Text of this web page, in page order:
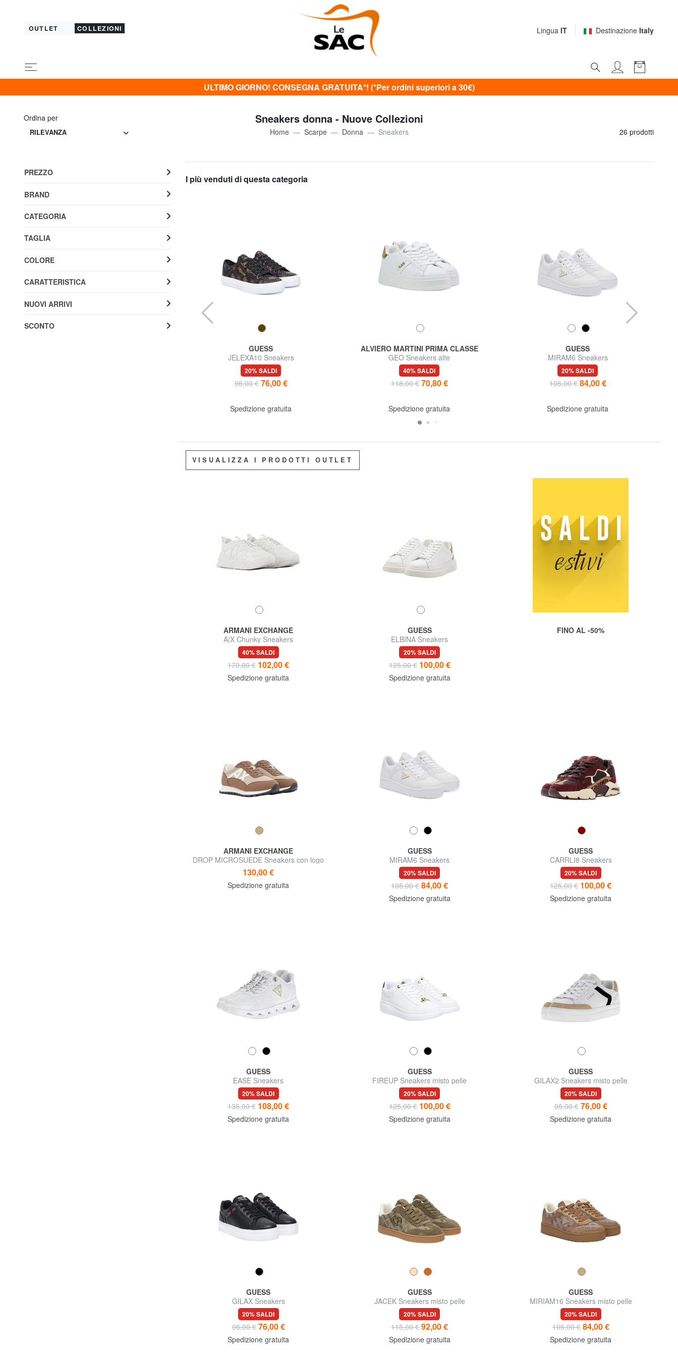
OUTLET COLLEZIONI Lingua IT Destinazione Italy
ULTIMO GIORNO! CONSEGNA GRATUITA*! (*Per ordini superiori a 30€)
Ordina per
RILEVANZA
Sneakers donna - Nuove Collezioni
Home Scarpe Donna Sneakers 26 prodotti
I più venduti di questa categoria
GUESS
JELEXA10 Sneakers
20% SALDI
95,00 € 76,00 €
Spedizione gratuita
ALVIERO MARTINI PRIMA CLASSE
GEO Sneakers alte
40% SALDI
118,00 € 70,80 €
Spedizione gratuita
GUESS
MIRAM6 Sneakers
20% SALDI
105,00 € 84,00 €
Spedizione gratuita
VISUALIZZA I PRODOTTI OUTLET
ARMANI EXCHANGE
A|X Chunky Sneakers
40% SALDI
170,00 € 102,00 €
Spedizione gratuita
GUESS
ELBINA Sneakers
20% SALDI
125,00 € 100,00 €
Spedizione gratuita
FINO AL -50%
ARMANI EXCHANGE
DROP MICROSUEDE Sneakers con logo
laterale
130,00 €
Spedizione gratuita
GUESS
MIRAM6 Sneakers
20% SALDI
105,00 € 84,00 €
Spedizione gratuita
GUESS
CARRLI8 Sneakers
20% SALDI
125,00 € 100,00 €
Spedizione gratuita
GUESS
EASE Sneakers
20% SALDI
135,00 € 108,00 €
Spedizione gratuita
GUESS
FIREUP Sneakers misto pelle
20% SALDI
125,00 € 100,00 €
Spedizione gratuita
GUESS
GILAX2 Sneakers misto pelle
20% SALDI
95,00 € 76,00 €
Spedizione gratuita
GUESS
GILAX Sneakers
20% SALDI
95,00 € 76,00 €
Spedizione gratuita
GUESS
JACEK Sneakers misto pelle
20% SALDI
115,00 € 92,00 €
Spedizione gratuita
GUESS
MIRIAM16 Sneakers misto pelle
20% SALDI
105,00 € 84,00 €
Spedizione gratuita
PREZZO
BRAND
CATEGORIA
TAGLIA
COLORE
CARATTERISTICA
NUOVI ARRIVI
SCONTO